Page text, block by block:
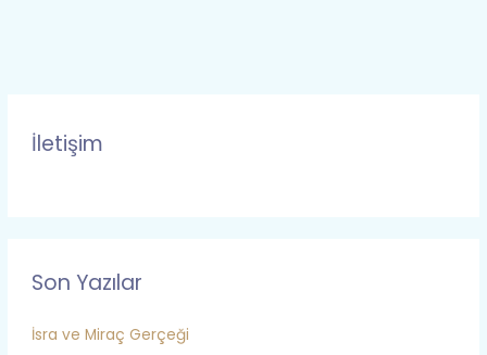
İletişim
Son Yazılar
İsra ve Miraç Gerçeği